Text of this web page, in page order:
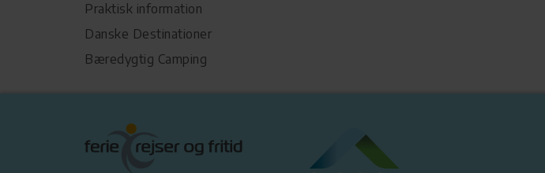
Praktisk information
Danske Destinationer
Bæredygtig Camping